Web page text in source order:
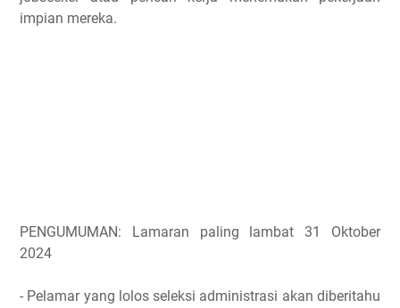
impian mereka.
PENGUMUMAN: Lamaran paling lambat 31 Oktober
2024
- Pelamar yang lolos seleksi administrasi akan diberitahu